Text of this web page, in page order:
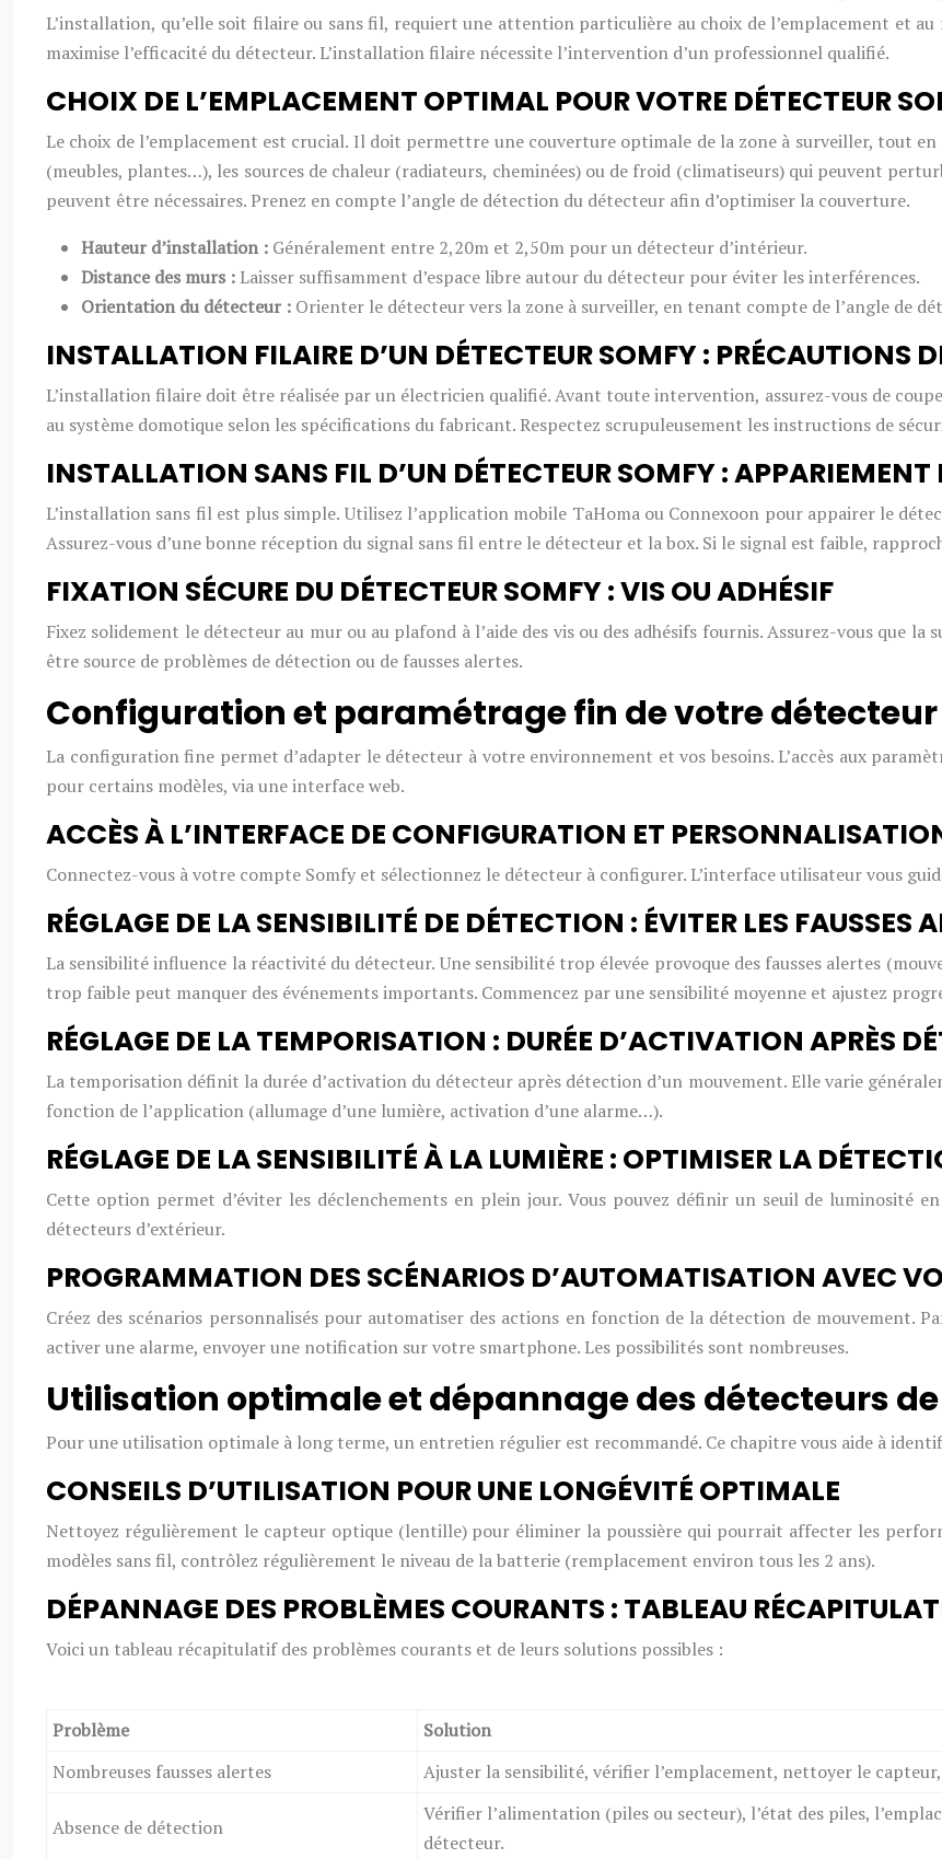
L’installation, qu’elle soit filaire ou sans fil, requiert une attention particulière au choix de l’emplacement et
maximise l’efficacité du détecteur. L’installation filaire nécessite l’intervention d’un professionnel qualifié.
CHOIX DE L’EMPLACEMENT OPTIMAL POUR VOTRE DÉTECTEUR
Le choix de l’emplacement est crucial. Il doit permettre une couverture optimale de la zone à surveiller, tout
(meubles, plantes…), les sources de chaleur (radiateurs, cheminées) ou de froid (climatiseurs) qui peuvent
peuvent être nécessaires. Prenez en compte l’angle de détection du détecteur afin d’optimiser la couverture.
Hauteur d’installation : Généralement entre 2,20m et 2,50m pour un détecteur d’intérieur.
Distance des murs : Laisser suffisamment d’espace libre autour du détecteur pour éviter les interférences.
Orientation du détecteur : Orienter le détecteur vers la zone à surveiller, en tenant compte de l’angle de
INSTALLATION FILAIRE D’UN DÉTECTEUR SOMFY : PRÉCAUTIONS
L’installation filaire doit être réalisée par un électricien qualifié. Avant toute intervention, assurez-vous de
au système domotique selon les spécifications du fabricant. Respectez scrupuleusement les instructions de
INSTALLATION SANS FIL D’UN DÉTECTEUR SOMFY :
L’installation sans fil est plus simple. Utilisez l’application mobile TaHoma ou Connexoon pour appairer le
Assurez-vous d’une bonne réception du signal sans fil entre le détecteur et la box. Si le signal est faible,
FIXATION SÉCURE DU DÉTECTEUR SOMFY : VIS OU ADHÉSIF
Fixez solidement le détecteur au mur ou au plafond à l’aide des vis ou des adhésifs fournis. Assurez-vous que
être source de problèmes de détection ou de fausses alertes.
Configuration et paramétrage fin de votre
La configuration fine permet d’adapter le détecteur à votre environnement et vos besoins. L’accès aux
pour certains modèles, via une interface web.
ACCÈS À L’INTERFACE DE CONFIGURATION ET
Connectez-vous à votre compte Somfy et sélectionnez le détecteur à configurer. L’interface utilisateur vous
RÉGLAGE DE LA SENSIBILITÉ DE DÉTECTION : ÉVITER LES FAUSSES
La sensibilité influence la réactivité du détecteur. Une sensibilité trop élevée provoque des fausses alertes
trop faible peut manquer des événements importants. Commencez par une sensibilité moyenne et ajustez
RÉGLAGE DE LA TEMPORISATION : DURÉE D’ACTIVATION APRÈS
La temporisation définit la durée d’activation du détecteur après détection d’un mouvement. Elle varie
fonction de l’application (allumage d’une lumière, activation d’une alarme…).
RÉGLAGE DE LA SENSIBILITÉ À LA LUMIÈRE : OPTIMISER LA
Cette option permet d’éviter les déclenchements en plein jour. Vous pouvez définir un seuil de luminosité
détecteurs d’extérieur.
PROGRAMMATION DES SCÉNARIOS D’AUTOMATISATION AVEC
Créez des scénarios personnalisés pour automatiser des actions en fonction de la détection de mouvement.
activer une alarme, envoyer une notification sur votre smartphone. Les possibilités sont nombreuses.
Utilisation optimale et dépannage des détecteurs
Pour une utilisation optimale à long terme, un entretien régulier est recommandé. Ce chapitre vous aide à
CONSEILS D’UTILISATION POUR UNE LONGÉVITÉ OPTIMALE
Nettoyez régulièrement le capteur optique (lentille) pour éliminer la poussière qui pourrait affecter les
modèles sans fil, contrôlez régulièrement le niveau de la batterie (remplacement environ tous les 2 ans).
DÉPANNAGE DES PROBLÈMES COURANTS : TABLEAU
Voici un tableau récapitulatif des problèmes courants et de leurs solutions possibles :
Problème
Solution
Nombreuses fausses alertes
Ajuster la sensibilité, vérifier l’emplacement, nettoyer le
Absence de détection
Vérifier l’alimentation (piles ou secteur), l’état des piles,
détecteur.